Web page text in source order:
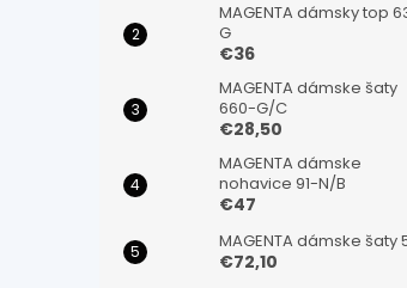
MAGENTA dámsky top
G
€36
MAGENTA dámske šaty
660-G/C
€28,50
MAGENTA dámske
nohavice 91-N/B
€47
MAGENTA dámske šaty
€72,10